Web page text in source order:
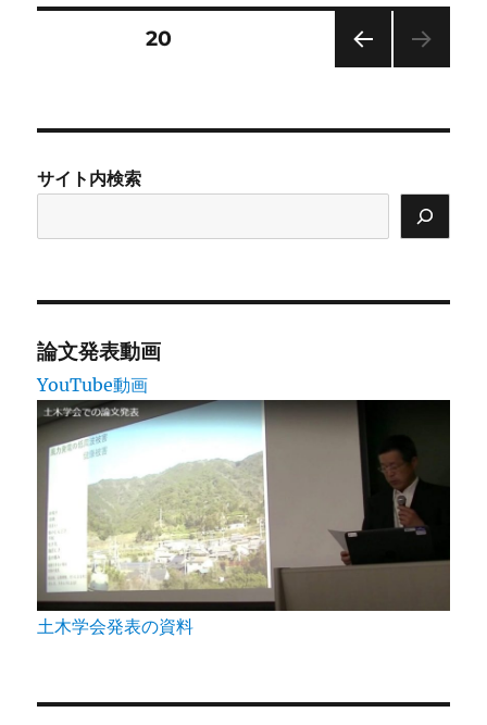
の
ペ
ー
ジ
送
り
固定ページ20
サイト内検索
論文発表動画
YouTube動画
土木学会発表の資料